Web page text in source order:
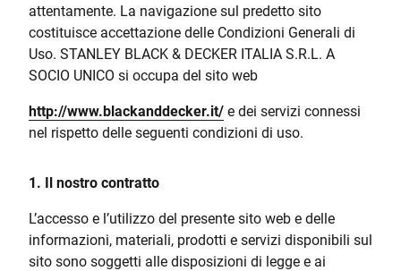
attentamente. La navigazione sul predetto sito
costituisce accettazione delle Condizioni Generali di
Uso. STANLEY BLACK & DECKER ITALIA S.R.L. A
SOCIO UNICO si occupa del sito web
http://www.blackanddecker.it/ e dei servizi connessi
nel rispetto delle seguenti condizioni di uso.
1. Il nostro contratto
L’accesso e l’utilizzo del presente sito web e delle
informazioni, materiali, prodotti e servizi disponibili sul
sito sono soggetti alle disposizioni di legge e ai